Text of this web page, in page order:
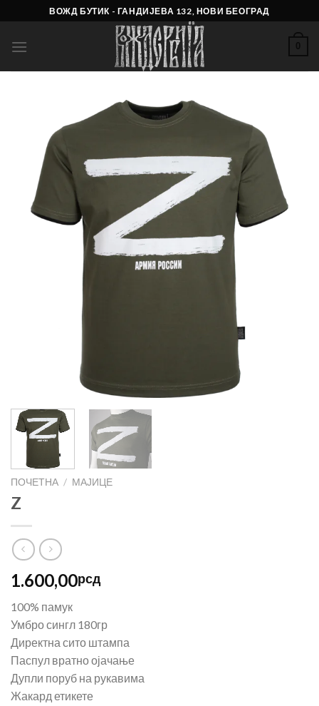
to
content
ВОЖД БУТИК - ГАНДИЈЕВА 132, НОВИ БЕОГРАД
0
ПОЧЕТНА / МАЈИЦЕ
Z
1.600,00рсд
100% памук
Умбро сингл 180гр
Директна сито штампа
Паспул вратно ојачање
Дупли поруб на рукавима
Жакард етикете